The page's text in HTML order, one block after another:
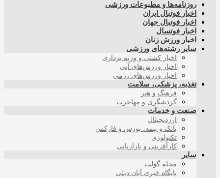
روزنامه‌ها و مطبوعات ورزشی
اخبار فوتبال ایران
اخبار فوتبال جهان
اخبار فوتسال
اخبار ورزش زنان
سایر رشته‌های ورزشی
اخبار کشتی و وزنه برداری
اخبار ورزش‌های آبی
اخبار ورزش‌های رزمی
تغذیه، پزشکی، سلامت
فرهنگ و هنر
گردشگری و مهاجرت
صنعت و خدمات
ارزدیجیتال
بانک و بیمه، بورس و فارکس
تکنولوژی
کارآفرینی و بازاریابی
سایر
مجله گولت
پایگاه خبری آبان دیلی